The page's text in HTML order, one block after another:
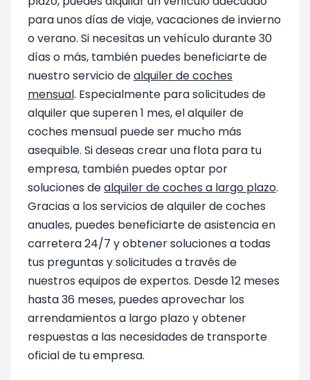
para unos días de viaje, vacaciones de invierno
o verano. Si necesitas un vehículo durante 30
días o más, también puedes beneficiarte de
nuestro servicio dealquiler de coches
mensual. Especialmente para solicitudes de
alquiler que superen 1 mes, el alquiler de
coches mensual puede ser mucho más
asequible. Si deseas crear una flota para tu
empresa, también puedes optar por
soluciones dealquiler de coches a largo plazo.
Gracias a los servicios de alquiler de coches
anuales, puedes beneficiarte de asistencia en
carretera 24/7 y obtener soluciones a todas
tus preguntas y solicitudes a través de
nuestros equipos de expertos. Desde 12 meses
hasta 36 meses, puedes aprovechar los
arrendamientos a largo plazo y obtener
respuestas a las necesidades de transporte
oficial de tu empresa.